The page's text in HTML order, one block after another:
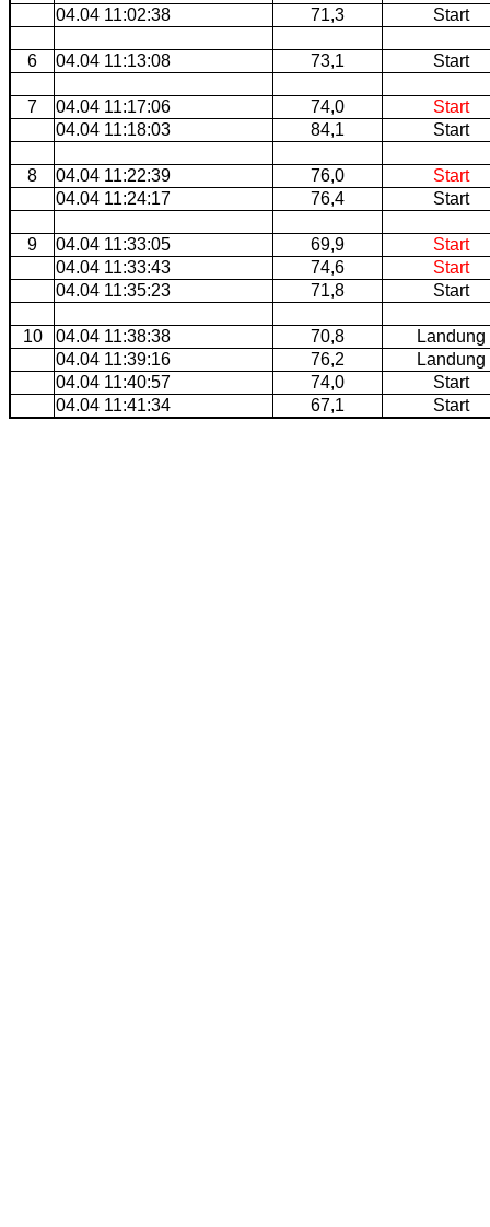
04.04 11:02:38
71,3 Start
6 04.04 11:13:08 73,1 Start
7 04.04 11:17:06 74,0
Start
04.04 11:18:03
84,1 Start
8 04.04 11:22:39 76,0
Start
04.04 11:24:17
76,4 Start
9 04.04 11:33:05 69,9
Start
04.04 11:33:43
74,6
Start
04.04 11:35:23
71,8 Start
10 04.04 11:38:38 70,8
Landung
04.04 11:39:16
76,2
Landung
04.04 11:40:57
74,0
Start
04.04 11:41:34
67,1 Start